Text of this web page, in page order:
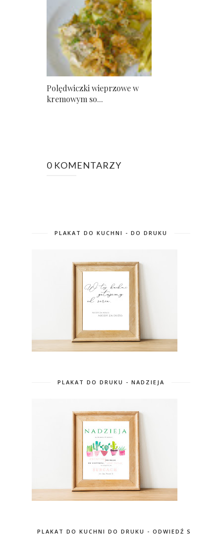
Polędwiczki wieprzowe w
kremowym so...
0 KOMENTARZY
PLAKAT DO KUCHNI - DO DRUKU
PLAKAT DO DRUKU - NADZIEJA
PLAKAT DO KUCHNI DO DRUKU - ODWIEDŹ SKLEP